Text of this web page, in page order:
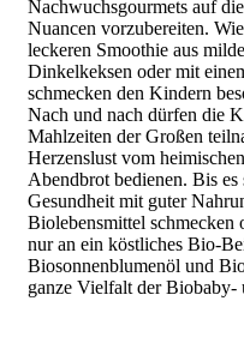
Nachwuchsgourmets auf
Nuancen vorzubereiten.
leckeren Smoothie aus
Dinkelkeksen oder mit
schmecken den Kindern
Nach und nach dürfen die
Mahlzeiten der Großen
Herzenslust vom
Abendbrot bedienen. Bis
Gesundheit mit guter
Biolebensmittel schmecken
nur an ein köstliches Bio-
Biosonnenblumenöl und
ganze Vielfalt der Biobaby-